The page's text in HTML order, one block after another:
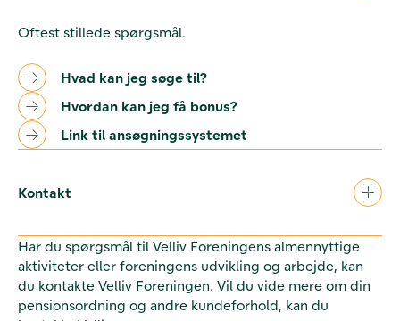
Oftest stillede spørgsmål.
Hvad kan jeg søge til?
Hvordan kan jeg få bonus?
Link til ansøgningssystemet
Kontakt
Har du spørgsmål til Velliv Foreningens almennyttige
aktiviteter eller foreningens udvikling og arbejde, kan
du kontakte Velliv Foreningen. Vil du vide mere om din
pensionsordning og andre kundeforhold, kan du